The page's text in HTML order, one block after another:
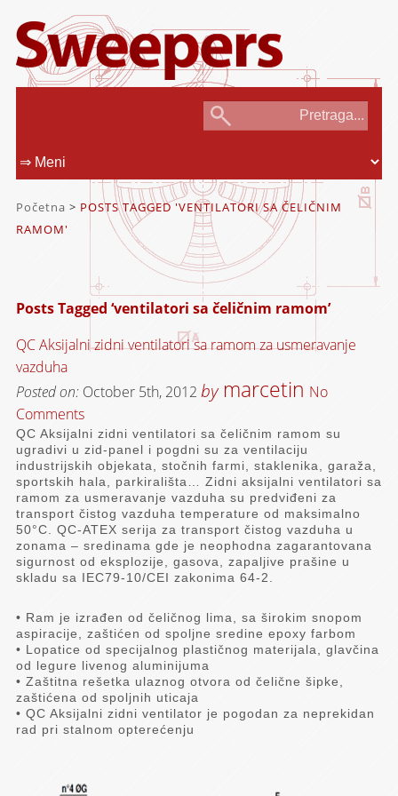
Početna > POSTS TAGGED 'VENTILATORI SA ČELIČNIM
RAMOM'
Posts Tagged ‘ventilatori sa čeličnim ramom’
QC Aksijalni zidni ventilatori sa ramom za usmeravanje
vazduha
Posted on: October 5th, 2012 by marcetin No
Comments
QC Aksijalni zidni ventilatori sa čeličnim ramom su
ugradivi u zid-panel i pogdni su za ventilaciju
industrijskih objekata, stočnih farmi, staklenika, garaža,
sportskih hala, parkirališta… Zidni aksijalni ventilatori sa
ramom za usmeravanje vazduha su predviđeni za
transport čistog vazduha temperature od maksimalno
50°C. QC-ATEX serija za transport čistog vazduha u
zonama – sredinama gde je neophodna zagarantovana
sigurnost od eksplozije, gasova, zapaljive prašine u
skladu sa IEC79-10/CEI zakonima 64-2.
• Ram je izrađen od čeličnog lima, sa širokim snopom
aspiracije, zaštićen od spoljne sredine epoxy farbom
• Lopatice od specijalnog plastičnog materijala, glavčina
od legure livenog aluminijuma
• Zaštitna rešetka ulaznog otvora od čelične šipke,
zaštićena od spoljnih uticaja
• QC Aksijalni zidni ventilator je pogodan za neprekidan
rad pri stalnom opterećenju